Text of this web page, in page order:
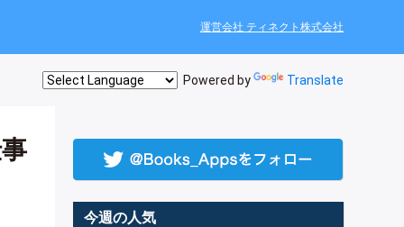
運営会社 ティネクト株式会社
Powered by Translate
今週の人気